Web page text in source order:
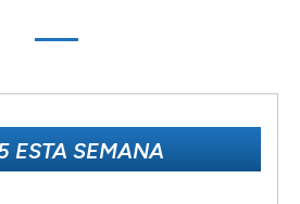
ESTA SEMANA